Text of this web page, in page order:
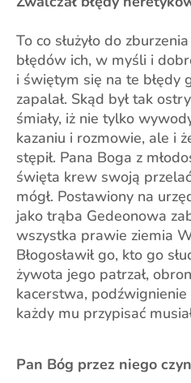
To co służyło do
błędów ich, w myśli i
i świętym się na te błędy
zapalał. Skąd był tak
śmiały, iż nie tylko
kazaniu i rozmowie, ale i
stępił. Pana Boga z
święta krew swoją
mógł. Postawiony na
jako trąba Gedeonowa
wszystka prawie ziemia
Błogosławił go, kto go
żywota jego patrzał,
kacerstwa,
każdy mu przypisać
Pan Bóg przez niego